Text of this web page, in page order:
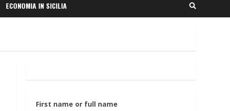
ECONOMIA IN SICILIA
First name or full name